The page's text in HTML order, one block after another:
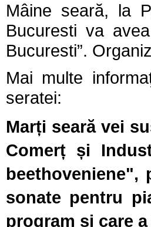
Mâine seară, la
Bucuresti va
Bucuresti”.
Mai multe
seratei:
Marți seară vei
Comerț și
beethoveniene",
sonate pentru
program și care